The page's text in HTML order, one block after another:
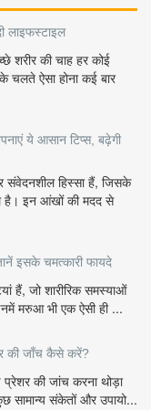
लाइफस्टाइल
की चाह हर कोई
चलते ऐसा होना कई बार
ये आसान टिप्स, बढ़ेगी
संवेदनशील हिस्सा हैं, जिसके
है। इन आंखों की मदद से
इसके चमत्कारी फायदे
हैं, जो शारीरिक समस्याओं
मरुआ भी एक ऐसी ही ...
की जाँच कैसे करें?
की जांच करना थोड़ा
सामान्य संकेतों और उपायो...